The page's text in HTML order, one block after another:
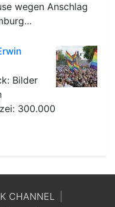
wegen Anschlag
Bilder
300.000
CHANNEL